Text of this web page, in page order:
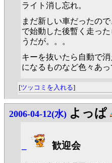
ライト消し忘れ。
まだ新しい車だったの
で始動した後暫く走っ
うだが。。。
キーを抜いたら自動で
になるものなど色々あっ
[ツッコミを入れる]
2006-04-12(水) よっぱ
歓迎会